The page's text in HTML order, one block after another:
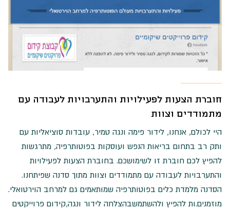
חוברת הצעות לפעילויות והתערבויות לעבודה עם
מתמודדים וצוות
היי לכולם, אנחנו, לידור פימה ונגה טמיר, עובדות סוציאליות עם
ותק רב בתחום בריאות הנפש ועוסקות בפוטותרפיה, מתרגשות
להפיץ לכם חוברת זו לשימושכם. בחוברת הצעות לפעילויות
והתערבויות לעבודה עם מתמודדים וצוות מתוך סדנה שפיתחנו.
הסדנה מלמדת כלים בפוטותרפיה שמותאמים גם למרחב הוירטואלי.
מוזמנים.ות להפיץ ולהשתמשבהצלחה לידור ונגה,קידום פרוייקטים